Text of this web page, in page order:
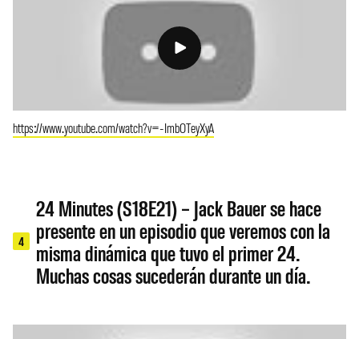
https://www.youtube.com/watch?v=-ImbOTeyXyA
4
24 Minutes (S18E21) – Jack Bauer se hace
presente en un episodio que veremos con la
misma dinámica que tuvo el primer 24.
Muchas cosas sucederán durante un día.